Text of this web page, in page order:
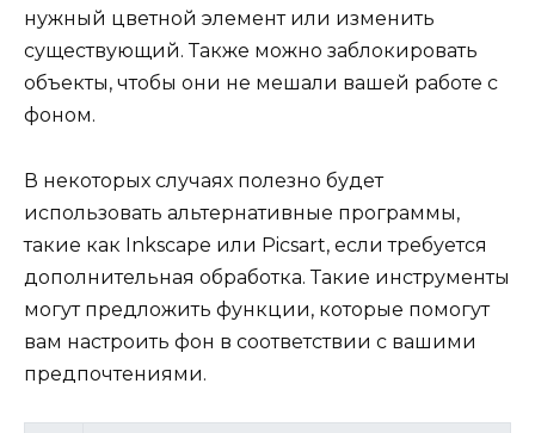
нужный цветной элемент или изменить
существующий. Также можно заблокировать
объекты, чтобы они не мешали вашей работе с
фоном.
В некоторых случаях полезно будет
использовать альтернативные программы,
такие как Inkscape или Picsart, если требуется
дополнительная обработка. Такие инструменты
могут предложить функции, которые помогут
вам настроить фон в соответствии с вашими
предпочтениями.